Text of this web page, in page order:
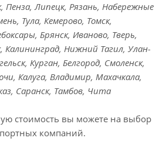
Пенза, Липецк, Рязань, Набережные
Тула, Кемерово, Томск,
Брянск, Иваново, Тверь,
Калининград, Нижний Тагил, Улан-
Курган, Белгород, Смоленск,
Калуга, Владимир, Махачкала,
Саранск, Тамбов, Чита
стоимость вы можете на выбор
компаний.